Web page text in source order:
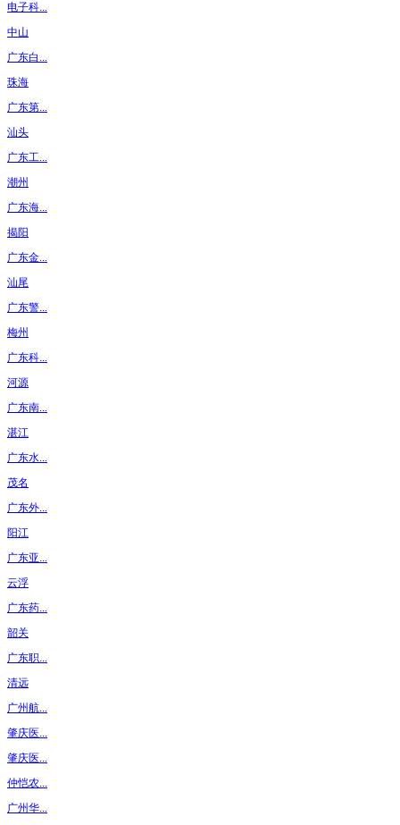
电子科...
中山
广东白...
珠海
广东第...
汕头
广东工...
潮州
广东海...
揭阳
广东金...
汕尾
广东警...
梅州
广东科...
河源
广东南...
湛江
广东水...
茂名
广东外...
阳江
广东亚...
云浮
广东药...
韶关
广东职...
清远
广州航...
肇庆医...
肇庆医...
仲恺农...
广州华...